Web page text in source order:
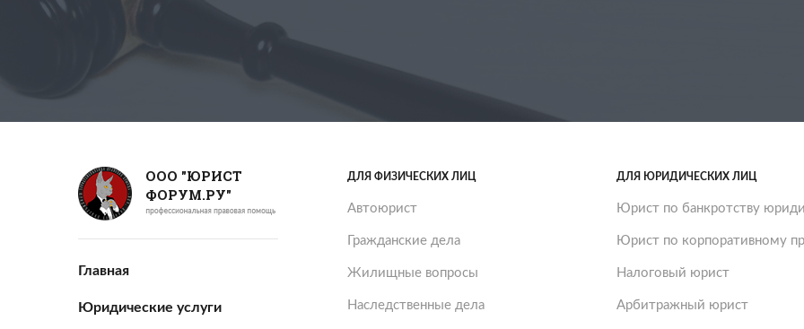
ООО "ЮРИСТ
ФОРУМ.РУ"
Главная
Юридические услуги
ДЛЯ ФИЗИЧЕСКИХ ЛИЦ
Автоюрист
Гражданские дела
Жилищные вопросы
Наследственные дела
ДЛЯ ЮРИДИЧЕСКИХ ЛИЦ
Юрист по банкротству
Юрист по корпоративному
Налоговый юрист
Арбитражный юрист